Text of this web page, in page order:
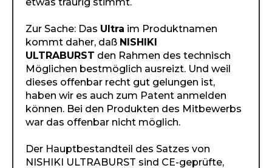
Zur Sache: Das Ultra im Produktnamen
kommt daher, daß NISHIKI
ULTRABURST den Rahmen des technisch
Möglichen bestmöglich ausreizt. Und weil
dieses offenbar recht gut gelungen ist,
haben wir es auch zum Patent anmelden
können. Bei den Produkten des Mitbewerbs
war das offenbar nicht möglich.
Der Hauptbestandteil des Satzes von
NISHIKI ULTRABURST sind CE-geprüfte,